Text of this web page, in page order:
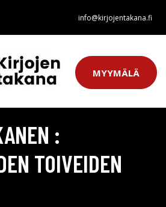
info@kirjojentakana.fi
MYYMÄLÄ
:
TOIVEIDEN